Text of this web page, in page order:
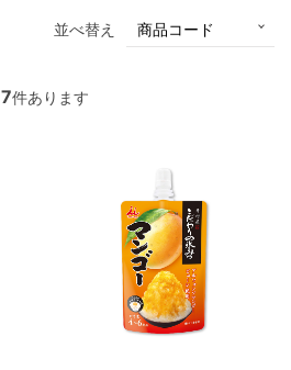
並べ替え
7件あります